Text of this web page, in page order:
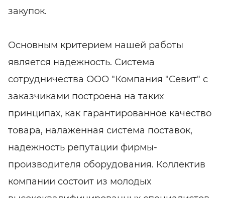
закупок.
Основным критерием нашей работы
является надежность. Система
сотрудничества ООО "Компания "Севит" с
заказчиками построена на таких
принципах, как гарантированное качество
товара, налаженная система поставок,
надежность репутации фирмы-
производителя оборудования. Коллектив
компании состоит из молодых